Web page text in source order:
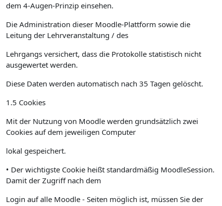
dem 4-Augen-Prinzip einsehen.
Die Administration dieser Moodle-Plattform sowie die
Leitung der Lehrveranstaltung / des
Lehrgangs versichert, dass die Protokolle statistisch nicht
ausgewertet werden.
Diese Daten werden automatisch nach 35 Tagen gelöscht.
1.5 Cookies
Mit der Nutzung von Moodle werden grundsätzlich zwei
Cookies auf dem jeweiligen Computer
lokal gespeichert.
• Der wichtigste Cookie heißt standardmäßig MoodleSession.
Damit der Zugriff nach dem
Login auf alle Moodle - Seiten möglich ist, müssen Sie der